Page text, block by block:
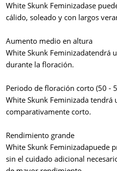
White Skunk Feminizadase
cálido, soleado y con largos
Aumento medio en altura
White Skunk Feminizadatendrá
durante la floración.
Periodo de floración corto (50 -
White Skunk Feminizada
comparativamente corto.
Rendimiento grande
White Skunk Feminizadapuede
sin el cuidado adicional